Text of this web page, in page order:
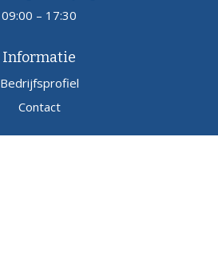
09:00 – 17:30
Informatie
Bedrijfsprofiel
Contact